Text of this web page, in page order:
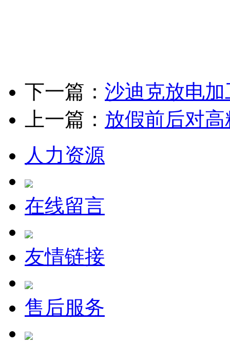
下一篇： 沙迪克放电
上一篇： 放假前后对
人力资源
在线留言
友情链接
售后服务